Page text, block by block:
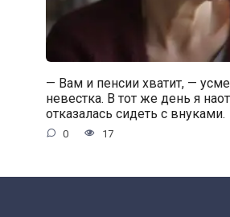
— Вам и пенсии хватит, —
невестка. В тот же день я
отказалась сидеть с внуками.
0 17